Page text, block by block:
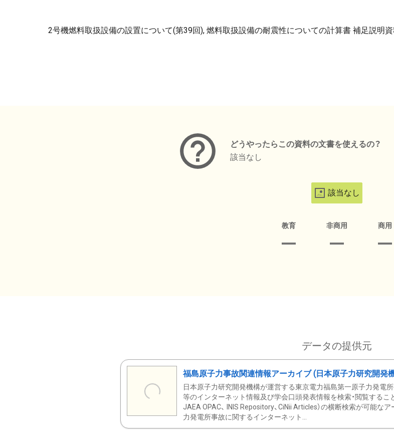
2号機燃料取扱設備の設置について(第39回), 燃料取扱設備の耐震性についての計算書 補足説明
どうやったらこの資料の文書を使えるの？
該当なし
該当なし
教育 非商用 商用
データの提供元
福島原子力事故関連情報アーカイブ (日本原子力研究開発
日本原子力研究開発機構が運営する東京電力福島第一原子力発電所
等のインターネット情報及び学会口頭発表情報を検索・閲覧するこ
JAEA OPAC、 INIS Repository、CiNii Articles）の横断検索が可能な
力発電所事故に関するインターネット...